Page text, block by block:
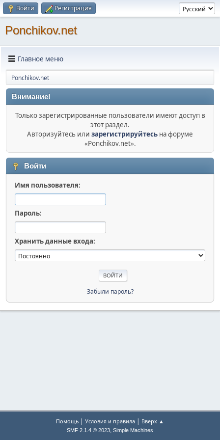
Войти Регистрация
Ponchikov.net
Главное меню
Ponchikov.net
Внимание!
Только зарегистрированные пользователи имеют доступ в
этот раздел.
Авторизуйтесь или зарегистрируйтесь на форуме
«Ponchikov.net».
Войти
Имя пользователя:
Пароль:
Хранить данные входа:
Забыли пароль?
Помощь | Условия и правила | Вверх ▲
SMF 2.1.4 © 2023, Simple Machines